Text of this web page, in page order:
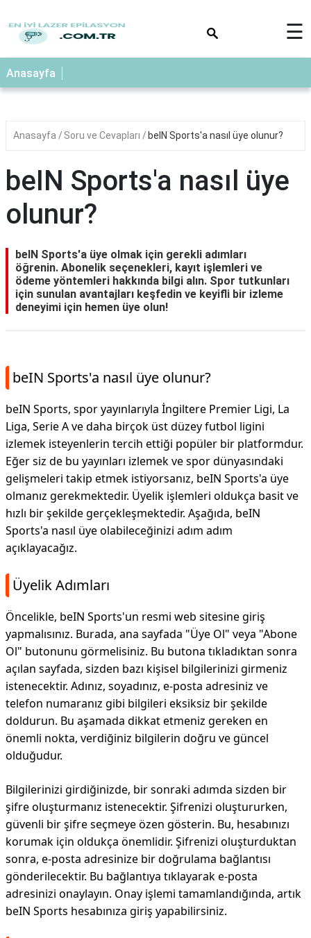
☰
Anasayfa
Anasayfa Soru ve Cevapları beIN Sports'a nasıl üye olunur?
beIN Sports'a nasıl üye
olunur?
beIN Sports'a üye olmak için gerekli adımları
öğrenin. Abonelik seçenekleri, kayıt işlemleri ve
ödeme yöntemleri hakkında bilgi alın. Spor tutkunları
için sunulan avantajları keşfedin ve keyifli bir izleme
deneyimi için hemen üye olun!
beIN Sports'a nasıl üye olunur?
beIN Sports, spor yayınlarıyla İngiltere Premier Ligi, La
Liga, Serie A ve daha birçok üst düzey futbol ligini
izlemek isteyenlerin tercih ettiği popüler bir platformdur.
Eğer siz de bu yayınları izlemek ve spor dünyasındaki
gelişmeleri takip etmek istiyorsanız, beIN Sports'a üye
olmanız gerekmektedir. Üyelik işlemleri oldukça basit ve
hızlı bir şekilde gerçekleşmektedir. Aşağıda, beIN
Sports'a nasıl üye olabileceğinizi adım adım
açıklayacağız.
Üyelik Adımları
Öncelikle, beIN Sports'un resmi web sitesine giriş
yapmalısınız. Burada, ana sayfada "Üye Ol" veya "Abone
Ol" butonunu görmelisiniz. Bu butona tıkladıktan sonra
açılan sayfada, sizden bazı kişisel bilgilerinizi girmeniz
istenecektir. Adınız, soyadınız, e-posta adresiniz ve
telefon numaranız gibi bilgileri eksiksiz bir şekilde
doldurun. Bu aşamada dikkat etmeniz gereken en
önemli nokta, verdiğiniz bilgilerin doğru ve güncel
olduğudur.
Bilgilerinizi girdiğinizde, bir sonraki adımda sizden bir
şifre oluşturmanız istenecektir. Şifrenizi oluştururken,
güvenli bir şifre seçmeye özen gösterin. Bu, hesabınızı
korumak için oldukça önemlidir. Şifrenizi oluşturduktan
sonra, e-posta adresinize bir doğrulama bağlantısı
gönderilecektir. Bu bağlantıya tıklayarak e-posta
adresinizi onaylayın. Onay işlemi tamamlandığında, artık
beIN Sports hesabınıza giriş yapabilirsiniz.